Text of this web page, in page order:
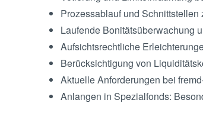
Prozessablauf und
Laufende Bonitätsüberwachung
Aufsichtsrechtliche
Berücksichtigung von
Aktuelle Anforderungen bei
Anlangen in Spezialfonds: